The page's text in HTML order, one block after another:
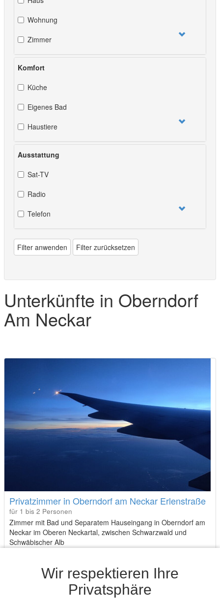
Wir respektieren Ihre
Privatsphäre
Wohnung
Zimmer
Komfort
Küche
Eigenes Bad
Haustiere
Ausstattung
Sat-TV
Radio
Telefon
Filter anwenden Filter zurücksetzen
Unterkünfte in Oberndorf
Am Neckar
Privatzimmer in Oberndorf am Neckar Erlenstraße
für 1 bis 2 Personen
Zimmer mit Bad und Separatem Hauseingang in Oberndorf am
Neckar im Oberen Neckartal, zwischen Schwarzwald und
Schwäbischer Alb
Antwortrate: 6%
Durchschn. Antwortzeit: 2 Tage